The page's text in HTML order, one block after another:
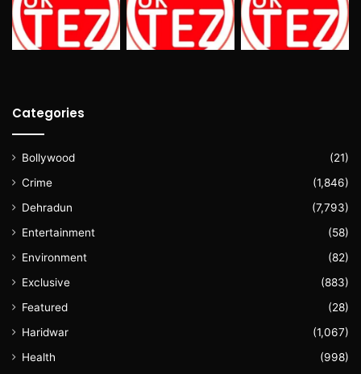
Categories
Bollywood
(21)
Crime
(1,846)
Dehradun
(7,793)
Entertainment
(58)
Environment
(82)
Exclusive
(883)
Featured
(28)
Haridwar
(1,067)
Health
(998)